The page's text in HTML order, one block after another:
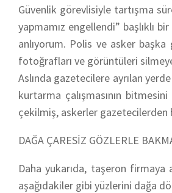
Güvenlik görevlisiyle tartışma
yapmamız engellendi” başlıklı
anlıyorum. Polis ve asker
fotoğrafları ve görüntüleri
Aslında gazetecilere ayrılan
kurtarma çalışmasının
çekilmiş, askerler
DAĞA ÇARESİZ GÖZLERLE
Daha yukarıda, taşeron
aşağıdakiler gibi yüzlerini dağa